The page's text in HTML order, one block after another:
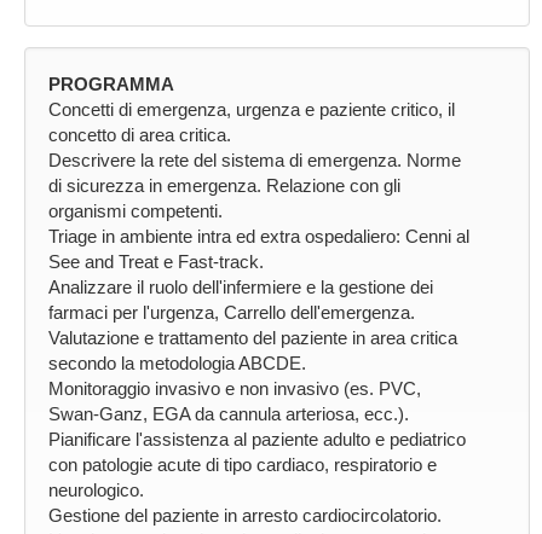
PROGRAMMA
Concetti di emergenza, urgenza e paziente critico, il
concetto di area critica.
Descrivere la rete del sistema di emergenza. Norme
di sicurezza in emergenza. Relazione con gli
organismi competenti.
Triage in ambiente intra ed extra ospedaliero: Cenni al
See and Treat e Fast-track.
Analizzare il ruolo dell'infermiere e la gestione dei
farmaci per l'urgenza, Carrello dell'emergenza.
Valutazione e trattamento del paziente in area critica
secondo la metodologia ABCDE.
Monitoraggio invasivo e non invasivo (es. PVC,
Swan-Ganz, EGA da cannula arteriosa, ecc.).
Pianificare l'assistenza al paziente adulto e pediatrico
con patologie acute di tipo cardiaco, respiratorio e
neurologico.
Gestione del paziente in arresto cardiocircolatorio.